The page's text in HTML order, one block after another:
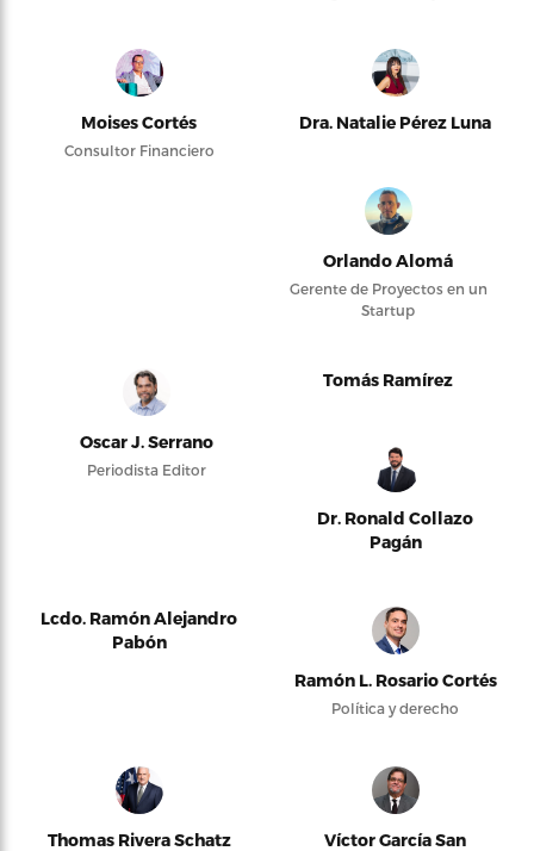
Moises Cortés
Consultor Financiero
Dra. Natalie Pérez Luna
Orlando Alomá
Gerente de Proyectos en un
Startup
Oscar J. Serrano
Periodista Editor
Tomás Ramírez
Dr. Ronald Collazo
Pagán
Lcdo. Ramón Alejandro
Pabón
Ramón L. Rosario Cortés
Política y derecho
Thomas Rivera Schatz
Víctor García San